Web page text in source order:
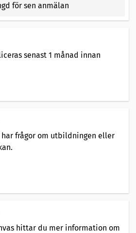
för sen anmälan
senast 1 månad innan
har frågor om utbildningen eller
hittar du mer information om